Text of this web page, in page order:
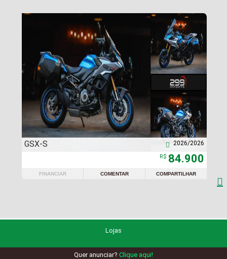
GSX-S 2026/2026

R$ 84.900
FINANCIAR COMENTAR COMPARTILHAR

Lojas
Quer anunciar? Clique aqui!